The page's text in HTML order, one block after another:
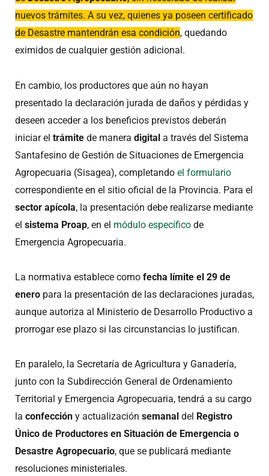
nuevos trámites. A su vez, quienes ya poseen certificado
de Desastre mantendrán esa condición, quedando
eximidos de cualquier gestión adicional.
En cambio, los productores que aún no hayan
presentado la declaración jurada de daños y pérdidas y
deseen acceder a los beneficios previstos deberán
iniciar el trámite de manera digital a través del Sistema
Santafesino de Gestión de Situaciones de Emergencia
Agropecuaria (Sisagea), completando el formulario
correspondiente en el sitio oficial de la Provincia. Para el
sector apícola, la presentación debe realizarse mediante
el sistema Proap, en el módulo específico de
Emergencia Agropecuaria.
La normativa establece como fecha límite el 29 de
enero para la presentación de las declaraciones juradas,
aunque autoriza al Ministerio de Desarrollo Productivo a
prorrogar ese plazo si las circunstancias lo justifican.
En paralelo, la Secretaría de Agricultura y Ganadería,
junto con la Subdirección General de Ordenamiento
Territorial y Emergencia Agropecuaria, tendrá a su cargo
la confección y actualización semanal del Registro
Único de Productores en Situación de Emergencia o
Desastre Agropecuario, que se publicará mediante
resoluciones ministeriales.